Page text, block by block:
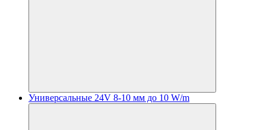
Универсальные 24V 8-10 мм до 10 W/m